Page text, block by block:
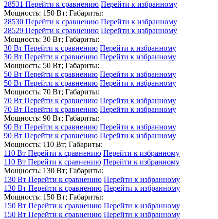
28531 Перейти к сравнению Перейти к избранному
Мощность: 150 Вт; Габариты:
28530 Перейти к сравнению Перейти к избранному
28529 Перейти к сравнению Перейти к избранному
Мощность: 30 Вт; Габариты:
30 Вт Перейти к сравнению Перейти к избранному
30 Вт Перейти к сравнению Перейти к избранному
Мощность: 50 Вт; Габариты:
50 Вт Перейти к сравнению Перейти к избранному
50 Вт Перейти к сравнению Перейти к избранному
Мощность: 70 Вт; Габариты:
70 Вт Перейти к сравнению Перейти к избранному
70 Вт Перейти к сравнению Перейти к избранному
Мощность: 90 Вт; Габариты:
90 Вт Перейти к сравнению Перейти к избранному
90 Вт Перейти к сравнению Перейти к избранному
Мощность: 110 Вт; Габариты:
110 Вт Перейти к сравнению Перейти к избранному
110 Вт Перейти к сравнению Перейти к избранному
Мощность: 130 Вт; Габариты:
130 Вт Перейти к сравнению Перейти к избранному
130 Вт Перейти к сравнению Перейти к избранному
Мощность: 150 Вт; Габариты:
150 Вт Перейти к сравнению Перейти к избранному
150 Вт Перейти к сравнению Перейти к избранному